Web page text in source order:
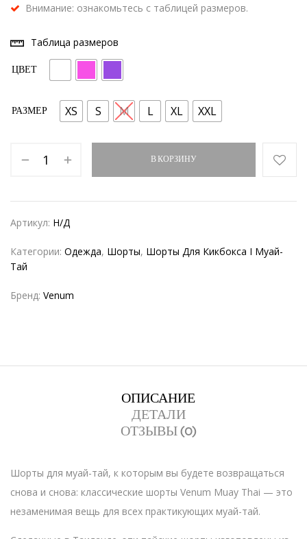
Внимание: ознакомьтесь с таблицей размеров.
Таблица размеров
ЦВЕТ
РАЗМЕР XS S M L XL XXL
В КОРЗИНУ
Артикул: Н/Д
Категории: Одежда, Шорты, Шорты Для Кикбокса I Муай-
Тай
Бренд: Venum
ОПИСАНИЕ
ДЕТАЛИ
ОТЗЫВЫ (0)
Шорты для муай-тай, к которым вы будете возвращаться
снова и снова: классические шорты Venum Muay Thai — это
незаменимая вещь для всех практикующих муай-тай.